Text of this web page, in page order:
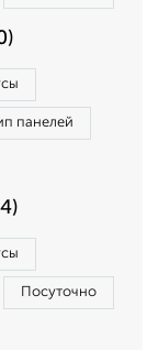
панелей
Посуточно